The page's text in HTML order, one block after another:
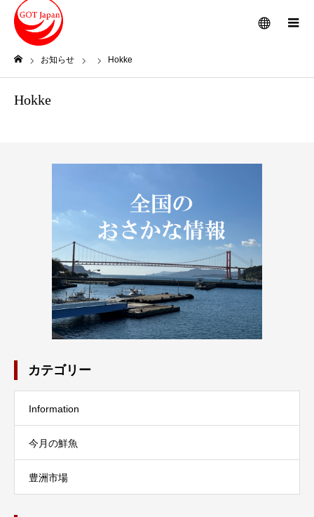
メニュー
お知らせ Hokke
Hokke
カテゴリー
Information
今月の鮮魚
豊洲市場